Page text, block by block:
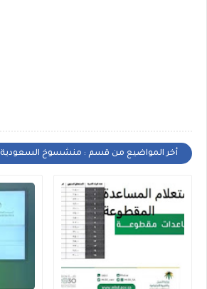
أخر المواضيع من قسم : منشسوخ السعودية